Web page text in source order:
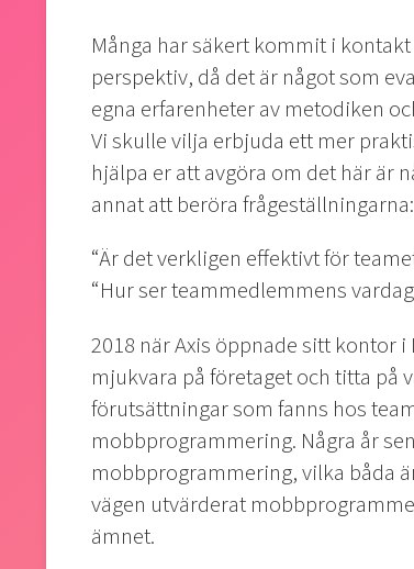
Många har säkert kommit i
perspektiv, då det är något som
egna erfarenheter av metodiken
Vi skulle vilja erbjuda ett mer
hjälpa er att avgöra om det här är
annat att beröra frågeställningarna:
“Är det verkligen effektivt för
“Hur ser teammedlemmens
2018 när Axis öppnade sitt kontor
mjukvara på företaget och titta på
förutsättningar som fanns hos
mobbprogrammering. Några år
mobbprogrammering, vilka båda
vägen utvärderat
ämnet.